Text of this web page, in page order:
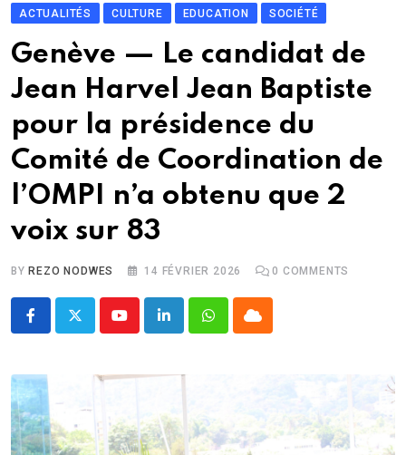
ACTUALITÉS CULTURE EDUCATION SOCIÉTÉ
Genève — Le candidat de
Jean Harvel Jean Baptiste
pour la présidence du
Comité de Coordination de
l’OMPI n’a obtenu que 2
voix sur 83
BY REZO NODWES 14 FÉVRIER 2026 0 COMMENTS
YoutubeLinkedInWhatsappCloud